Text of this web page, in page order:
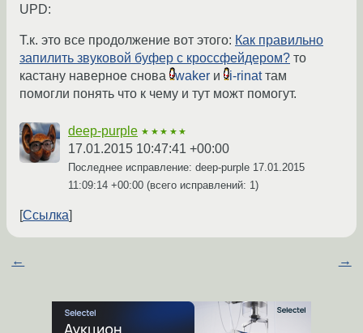
UPD:
Т.к. это все продолжение вот этого: Как правильно
запилить звуковой буфер с кроссфейдером? то
кастану наверное снова
waker и i-rinatтам
помогли понять что к чему и тут можт помогут.
deep-purple ★★★★★
17.01.2015 10:47:41 +00:00
Последнее исправление: deep-purple 17.01.2015
11:09:14 +00:00 (всего исправлений: 1)
Ссылка
← →